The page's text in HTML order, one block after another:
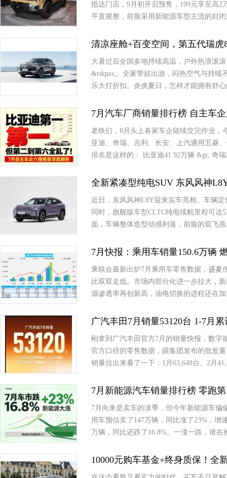
抵达门店，9月初开启预售，199元享至高
平直规整，前脸采用新能源车型主流的封
清凉座舱+百变空间，第五代瑞
大暑过后全国多地持续高温，户外热浪滚
&rdquo;。全家带娃出游，闷热空气与持续
乐大打折扣。炎炎夏日，怎样才能拥有舒
7月汽车厂商销量排行榜 自主车
老铁们，8月头上各家车企陆续交完作业，
亚迪、奇瑞、吉利、长安、上汽通用五菱
排名是这样的： 比亚迪41.92万辆 &gt; 奇
全新紧凑型纯电SUV 东风风神
近日，东风风神L8Y迎来实车亮相。车辆
同时，旗舰版车型CLTC纯电续航里程可
面，车辆整体造型动感利落，前脸的双飞
7月快报：乘用车销量150.6万辆
乘联会最新出炉7月乘用车零售数据，盛夏
比双双走低。市场内部分化进一步拉大，
源渗透率再创新高，油电切换的进程还在
广汽丰田7月销量53120台 1-7月
刚拿到广汽丰田官方7月的销量快报，数字
官方口径的零售数据，跟集团发布的批发
销量拉出来看了一下：1月63,648台、2月
7月新能源汽车销量排行榜 零跑
7月向来是卖车的淡季，但今年新能源车
用车预估卖了147万辆，同比涨了23%，增
万辆，同比还跌了16.8%。一涨一跌，谁
10000元购车基金+终身质保！全